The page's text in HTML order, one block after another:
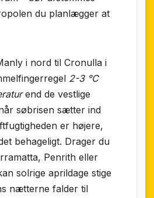
du planlægger at
i nord til Cronulla i
2-3 °C
end de vestlige
søbrisen sætter ind
er højere,
behageligt. Drager du
Penrith eller
solrige aprildage stige
nætterne falder til